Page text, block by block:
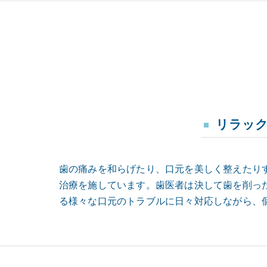
リラッ
歯の痛みを和らげたり、口元を美しく整えた
治療を施しています。歯医者は決して歯を削
る様々な口元のトラブルに日々対応しながら